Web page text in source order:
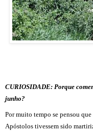
CURIOSIDADE: Porque
junho?
Por muito tempo se pensou que
Apóstolos tivessem sido